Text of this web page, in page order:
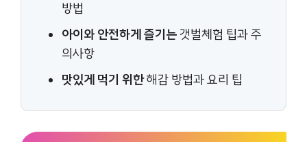
방법
아이와 안전하게 즐기는 갯벌체험 팁과 주
의사항
맛있게 먹기 위한해감 방법과 요리 팁